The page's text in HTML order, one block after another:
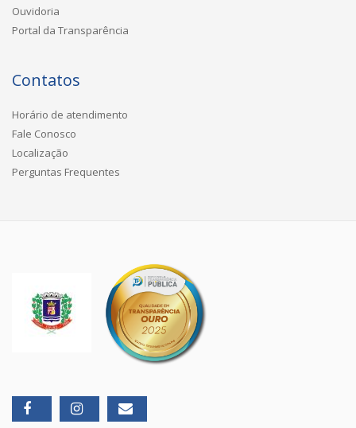
Ouvidoria
Portal da Transparência
Contatos
Horário de atendimento
Fale Conosco
Localização
Perguntas Frequentes